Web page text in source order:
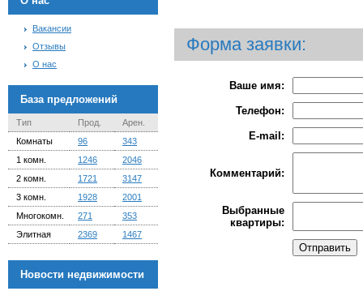
Вакансии
Отзывы
О нас
База предложений
Тип Прод.
Арен.
Комнаты
96
343
1 комн.
1246
2046
2 комн.
1721
3147
3 комн.
1928
2001
Многокомн.
271
353
Элитная
2369 1467
Новости недвижимости
Форма заявки:
Ваше имя:
Телефон:
E-mail:
Комментарий:
Выбранные
квартиры: